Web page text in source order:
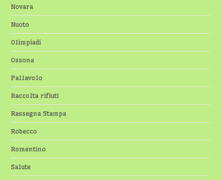
Novara
Nuoto
Olimpiadi
Ossona
Pallavolo
Raccolta rifiuti
Rassegna Stampa
Robecco
Romentino
Salute